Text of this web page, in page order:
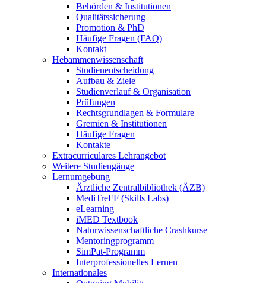
Behörden & Institutionen
Qualitätssicherung
Promotion & PhD
Häufige Fragen (FAQ)
Kontakt
Hebammenwissenschaft
Studienentscheidung
Aufbau & Ziele
Studienverlauf & Organisation
Prüfungen
Rechtsgrundlagen & Formulare
Gremien & Institutionen
Häufige Fragen
Kontakte
Extracurriculares Lehrangebot
Weitere Studiengänge
Lernumgebung
Ärztliche Zentralbibliothek (ÄZB)
MediTreFF (Skills Labs)
eLearning
iMED Textbook
Naturwissenschaftliche Crashkurse
Mentoringprogramm
SimPat-Programm
Interprofessionelles Lernen
Internationales